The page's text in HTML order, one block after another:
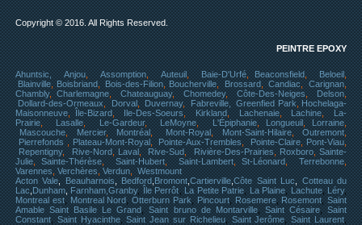
Copyright © 2016. All Rights Reserved.
PEINTRE EPOXY
Ahuntsic, Anjou,Assomption,Auteuil,Baie-D'Urfé,Beaconsfield,Beloeil,
Blainville,Boisbriand,Bois-des-Filion,Boucherville,Brossard,Candiac,Carignan,
Chambly,Charlemagne,Chateauguay,Chomedey,Côte-Des-Neiges,Delson,
Dollard-des-Ormeaux,Dorval,Duvernay,Fabreville, Greenfied Park,Hochelaga-
Maisonneuve,Île-Bizard,Ile-Des-Soeurs,Kirkland,Lachenaie,Lachine,La-
Prairie,Lasalle,Le-Gardeur,LeMoyne,L'Épiphanie,Longueuil,Lorraine,
Mascouche,Mercier,Montréal,Mont-Royal,Mont-Saint-Hilaire,Outremont,
Pierrefonds,Plateau-Mont-Royal,Pointe-Aux-Trembles,Pointe-Claire,Pont-Viau,
Repentigny,Rive-Nord,Laval,Rive-Sud,Rivière-Des-Prairies,Roxboro,Sainte-
Julie,Sainte-Thérèse,Saint-Hubert,Saint-Lambert,St-Léonard,Terrebonne,
Varennes,Verchères,Verdun,Westmount
Acton Vale,Beauharnois,Bedford,Bromont,Cartierville,Côte Saint Luc,Cotteau du
Lac,Dunham,Farnham,Granby,Île Perrôt,La Petite Patrie,La Plaine,Lachute,Léry,
Montreal est,Montreal Nord,Otterburn Park,Pincourt,Rosemere,Rosemont,Saint
Amable Saint Basile Le Grand,Saint bruno de Montarville,Saint Césaire,Saint
Constant,Saint Hyacinthe,Saint Jean surRichelieu,Saint Jerôme,Saint Laurent,